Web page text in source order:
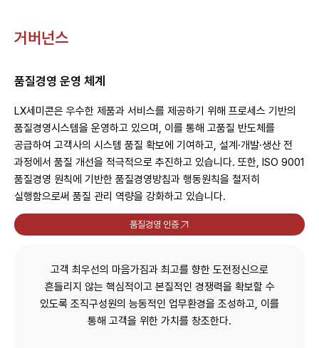
최근 검색어
거버넌스
품질경영 운영 체계
LX세미콘은 우수한 제품과 서비스를 제공하기 위해 프로세스 기반의
품질경영시스템을 운영하고 있으며, 이를 통해 고품질 반도체를
공급하여 고객사의 시스템 품질 확보에 기여하고, 설계·개발·생산 전
과정에서 품질 개선을 적극적으로 추진하고 있습니다. 또한, ISO 9001
품질경영 원칙에 기반한 품질경영방침과 행동원칙을 철저히
실행함으로써 품질 관리 역량을 강화하고 있습니다.
품질경영 인증
고객 최우선의 마음가짐과 최고를 향한 도전정신으로
흔들리지 않는 핵심적이고 본질적인 경쟁력을 확보할 수
있도록 조직구성원의 능동적인 업무환경을 조성하고, 이를
통해 고객을 위한 가치를 창조한다.